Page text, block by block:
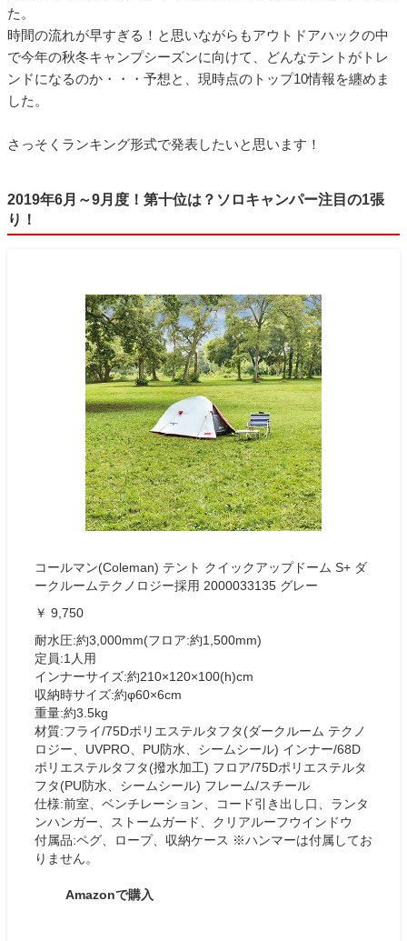
た。
時間の流れが早すぎる！と思いながらもアウトドアハックの中
で今年の秋冬キャンプシーズンに向けて、どんなテントがトレ
ンドになるのか・・・予想と、現時点のトップ10情報を纏めま
した。
さっそくランキング形式で発表したいと思います！
2019年6月～9月度！第十位は？ソロキャンパー注目の1張
り！
コールマン(Coleman) テント クイックアップドーム S+ ダ
ークルームテクノロジー採用 2000033135 グレー
￥ 9,750
耐水圧:約3,000mm(フロア:約1,500mm)
定員:1人用
インナーサイズ:約210×120×100(h)cm
収納時サイズ:約φ60×6cm
重量:約3.5kg
材質:フライ/75Dポリエステルタフタ(ダークルーム テクノ
ロジー、UVPRO、PU防水、シームシール) インナー/68D
ポリエステルタフタ(撥水加工) フロア/75Dポリエステルタ
フタ(PU防水、シームシール) フレーム/スチール
仕様:前室、ベンチレーション、コード引き出し口、ランタ
ンハンガー、ストームガード、クリアルーフウインドウ
付属品:ペグ、ロープ、収納ケース ※ハンマーは付属してお
りません。
Amazonで購入